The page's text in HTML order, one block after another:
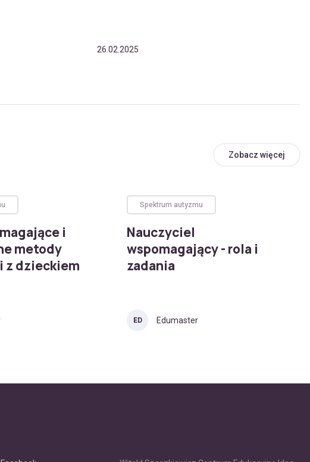
26.02.2025
Zobacz więcej
i
metody
z dzieckiem
Spektrum autyzmu
Nauczyciel
wspomagający - rola i
zadania
ED Edumaster